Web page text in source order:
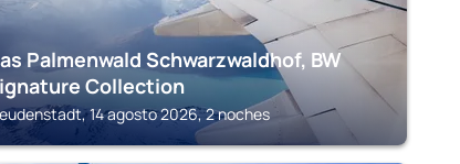
Palmenwald Schwarzwaldhof, BW
Collection
14 agosto 2026, 2 noches